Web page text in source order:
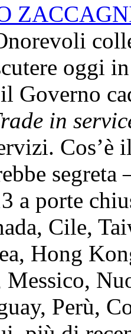
oggi
Governo
in
Cos’è
segreta
a porte
Cile,
Hong
Perù,